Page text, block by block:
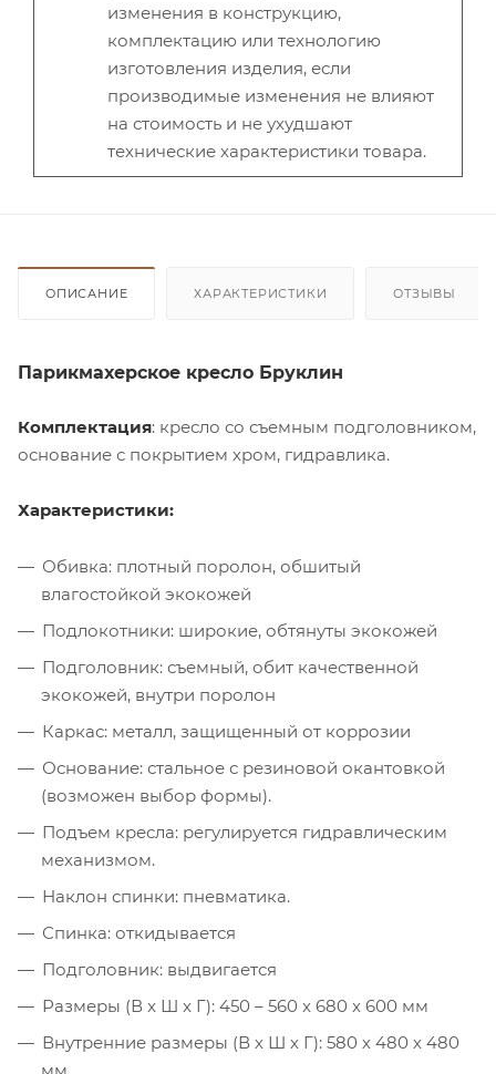
изменения в конструкцию,
комплектацию или технологию
изготовления изделия, если
производимые изменения не влияют
на стоимость и не ухудшают
технические характеристики товара.
ОПИСАНИЕ ХАРАКТЕРИСТИКИ ОТЗЫВЫ
Парикмахерское кресло Бруклин
Комплектация: кресло со съемным подголовником,
основание с покрытием хром, гидравлика.
Характеристики:
Обивка: плотный поролон, обшитый
влагостойкой экокожей
Подлокотники: широкие, обтянуты экокожей
Подголовник: съемный, обит качественной
экокожей, внутри поролон
Каркас: металл, защищенный от коррозии
Основание: стальное с резиновой окантовкой
(возможен выбор формы).
Подъем кресла: регулируется гидравлическим
механизмом.
Наклон спинки: пневматика.
Спинка: откидывается
Подголовник: выдвигается
Размеры (В x Ш x Г): 450 – 560 x 680 x 600 мм
Внутренние размеры (В х Ш х Г): 580 х 480 х 480